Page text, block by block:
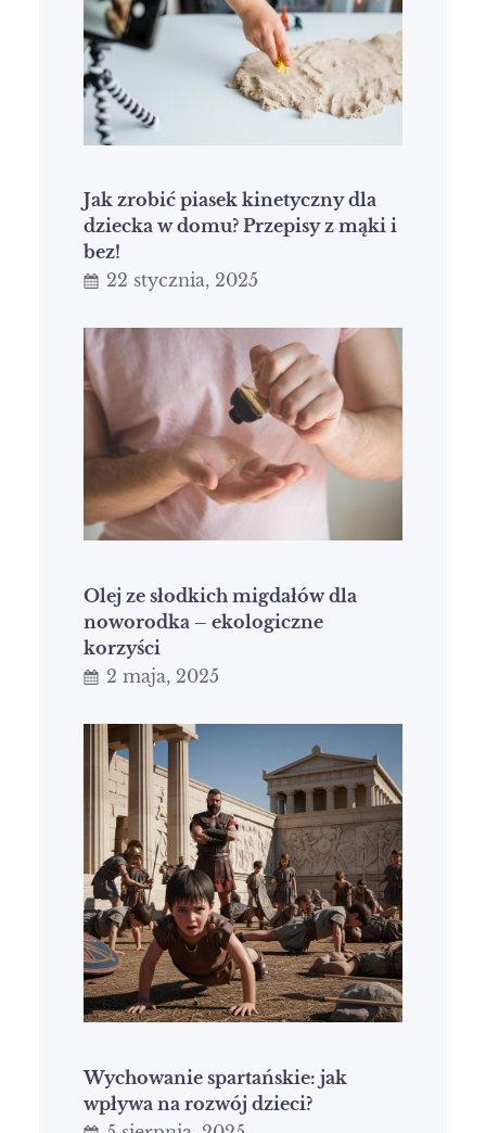
Jak zrobić piasek kinetyczny dla
dziecka w domu? Przepisy z mąki i
bez!
22 stycznia, 2025
Olej ze słodkich migdałów dla
noworodka – ekologiczne
korzyści
2 maja, 2025
Wychowanie spartańskie: jak
wpływa na rozwój dzieci?